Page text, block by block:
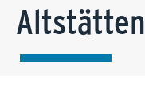
Altstätten